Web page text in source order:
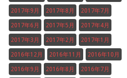
2017年9月 2017年8月 2017年7月
2017年6月 2017年5月 2017年4月
2017年3月 2017年2月 2017年1月
2016年12月 2016年11月 2016年10月
2016年9月 2016年8月 2016年7月